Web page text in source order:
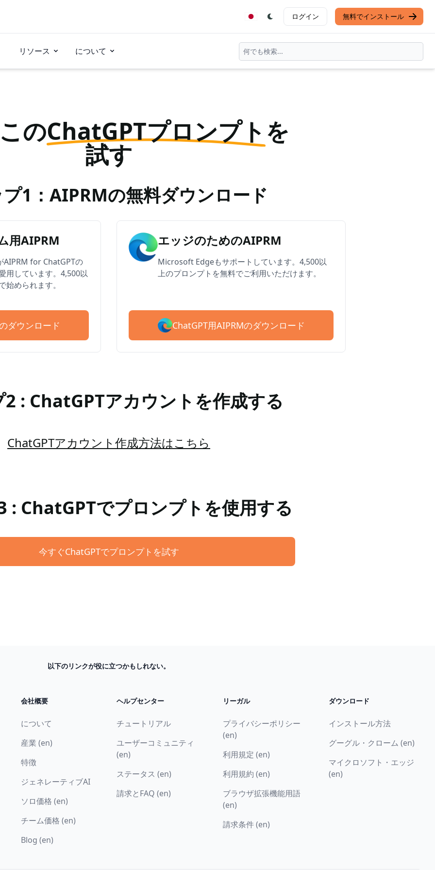
ログイン 無料でインストール
リソース について
のChatGPTプロンプト を
試す
1：AIPRMの無料ダウンロード
用AIPRM
AIPRM for ChatGPTの
用しています。4,500以
められます。
ダウンロード
エッジのためのAIPRM
Microsoft Edgeもサポートしています。4,500以
上のプロンプトを無料でご利用いただけます。
ChatGPT用AIPRMのダウンロード
: ChatGPTアカウントを作成する
ChatGPTアカウント作成方法はこちら
: ChatGPTでプロンプトを使用する
今すぐChatGPTでプロンプトを試す
以下のリンクが役に立つかもしれない。
会社概要
について
産業 (en)
特徴
ジェネレーティブAI
ソロ価格 (en)
チーム価格 (en)
Blog (en)
ヘルプセンター
チュートリアル
ユーザーコミュニティ
(en)
ステータス (en)
請求とFAQ (en)
リーガル
プライバシーポリシー
(en)
利用規定 (en)
利用規約 (en)
ブラウザ拡張機能用語
(en)
請求条件 (en)
ダウンロード
インストール方法
グーグル・クローム (en)
マイクロソフト・エッジ
(en)